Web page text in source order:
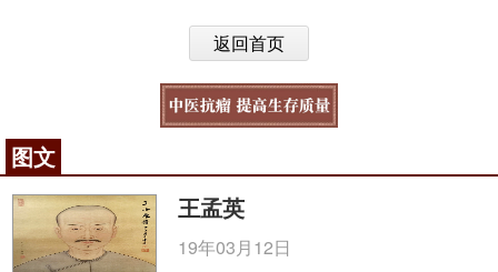
返回首页
图文
王孟英
19年03月12日